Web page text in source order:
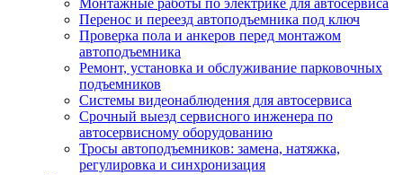
Монтажные работы по электрике для автосервиса
Перенос и переезд автоподъемника под ключ
Проверка пола и анкеров перед монтажом
автоподъемника
Ремонт, установка и обслуживание парковочных
подъемников
Системы видеонаблюдения для автосервиса
Срочный выезд сервисного инженера по
автосервисному оборудованию
Тросы автоподъемников: замена, натяжка,
регулировка и синхронизация